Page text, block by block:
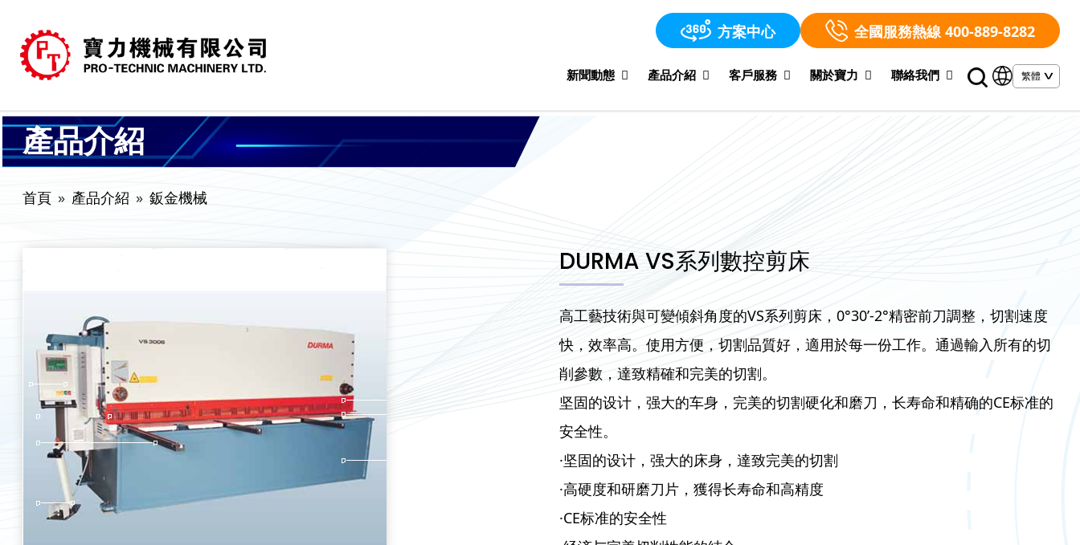
方案中心 全國服務熱線 400-889-8282
新聞動態 產品介紹 客戶服務 關於寶力 聯絡我們
產品介紹
首頁 產品介紹 鈑金機械
DURMA VS系列數控剪床
高工藝技術與可變傾斜角度的VS系列剪床，0°30’-2°精密前刀調整，切割速度
快，效率高。使用方便，切割品質好，適用於每一份工作。通過輸入所有的切
削參數，達致精確和完美的切割。
坚固的设计，强大的车身，完美的切割硬化和磨刀，长寿命和精确的CE标准的
安全性。
·坚固的设计，强大的床身，達致完美的切割
·高硬度和研磨刀片，獲得长寿命和高精度
·CE标准的安全性